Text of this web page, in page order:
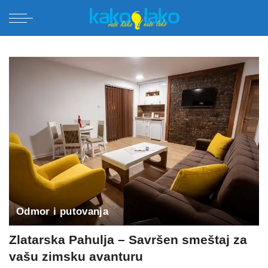
Odmor i putovanja
Zlatarska Pahulja – Savršen smeštaj za
vašu zimsku avanturu